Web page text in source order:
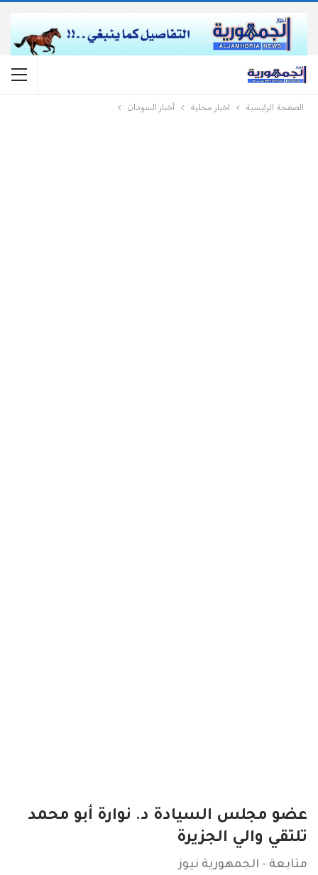
الصفحة الرئيسية اخبار محلية أخبار السودان
عضو مجلس السيادة د. نوارة أبو محمد
تلتقي والي الجزيرة
متابعة - الجمهورية نيوز